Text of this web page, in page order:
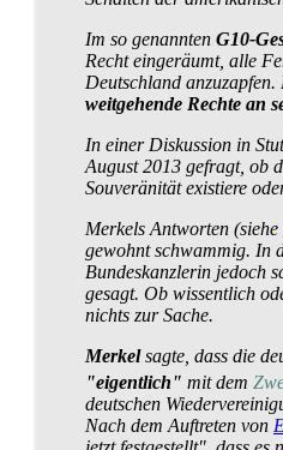
Im so genannten G10-
Recht eingeräumt, alle
Deutschland
weitgehende Rechte an
In einer Diskussion in
August 2013 gefragt, ob
Souveränität existiere
Merkels Antworten (siehe
gewohnt schwammig. In
Bundeskanzlerin jedoch
gesagt. Ob wissentlich
nichts zur Sache.
Merkelsagte, dass die
"eigentlich" mit dem
deutschen
Nach dem Auftreten von